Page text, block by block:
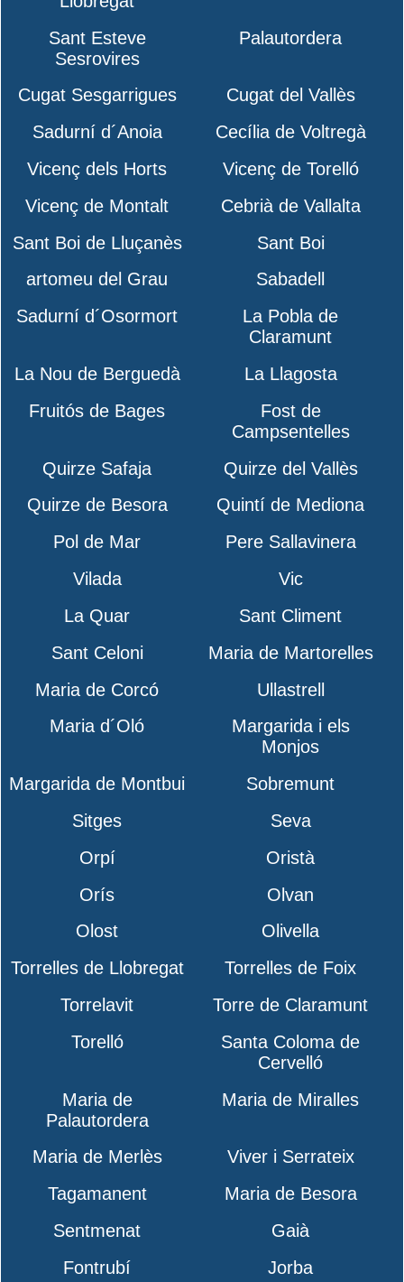
Sant Esteve
Sesrovires
Palautordera
Cugat Sesgarrigues
Cugat del Vallès
Sadurní d´Anoia
Cecília de Voltregà
Vicenç dels Horts
Vicenç de Torelló
Vicenç de Montalt
Cebrià de Vallalta
Sant Boi de Lluçanès
Sant Boi
artomeu del Grau
Sabadell
Sadurní d´Osormort
La Pobla de
Claramunt
La Nou de Berguedà
La Llagosta
Fruitós de Bages
Fost de
Campsentelles
Quirze Safaja
Quirze del Vallès
Quirze de Besora
Quintí de Mediona
Pol de Mar
Pere Sallavinera
Vilada
Vic
La Quar
Sant Climent
Sant Celoni
Maria de Martorelles
Maria de Corcó
Ullastrell
Maria d´Oló
Margarida i els
Monjos
Margarida de Montbui
Sobremunt
Sitges
Seva
Orpí
Oristà
Orís
Olvan
Olost
Olivella
Torrelles de Llobregat
Torrelles de Foix
Torrelavit
Torre de Claramunt
Torelló
Santa Coloma de
Cervelló
Maria de
Palautordera
Maria de Miralles
Maria de Merlès
Viver i Serrateix
Tagamanent
Maria de Besora
Sentmenat
Gaià
Fontrubí
Jorba